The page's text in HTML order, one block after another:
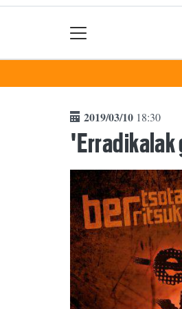
2019/03/10 18:30
'Erradikalak